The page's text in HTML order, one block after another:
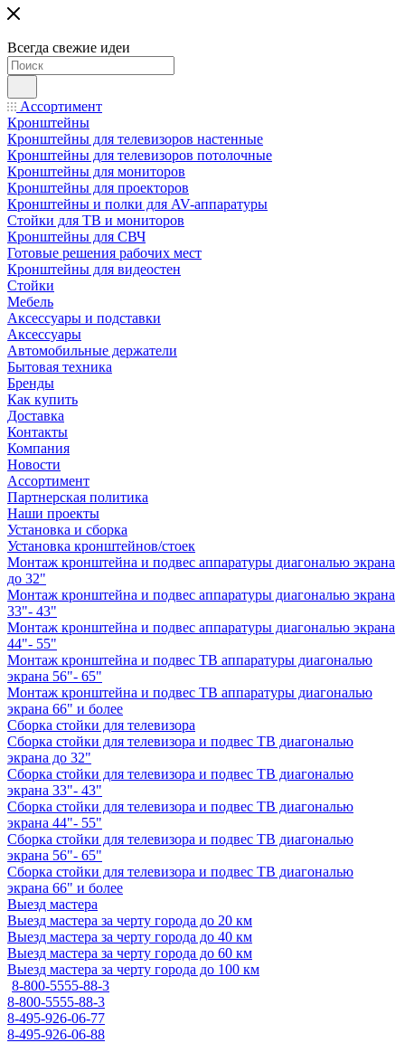
Всегда свежие идеи
Ассортимент
Кронштейны
Кронштейны для телевизоров настенные
Кронштейны для телевизоров потолочные
Кронштейны для мониторов
Кронштейны для проекторов
Кронштейны и полки для AV-аппаратуры
Стойки для ТВ и мониторов
Кронштейны для СВЧ
Готовые решения рабочих мест
Кронштейны для видеостен
Стойки
Мебель
Аксессуары и подставки
Аксессуары
Автомобильные держатели
Бытовая техника
Бренды
Как купить
Доставка
Контакты
Компания
Новости
Ассортимент
Партнерская политика
Наши проекты
Установка и сборка
Установка кронштейнов/стоек
Монтаж кронштейна и подвес аппаратуры диагональю экрана
до 32"
Монтаж кронштейна и подвес аппаратуры диагональю экрана
33"- 43"
Монтаж кронштейна и подвес аппаратуры диагональю экрана
44"- 55"
Монтаж кронштейна и подвес ТВ аппаратуры диагональю
экрана 56"- 65"
Монтаж кронштейна и подвес ТВ аппаратуры диагональю
экрана 66" и более
Сборка стойки для телевизора
Сборка стойки для телевизора и подвес ТВ диагональю
экрана до 32"
Сборка стойки для телевизора и подвес ТВ диагональю
экрана 33"- 43"
Сборка стойки для телевизора и подвес ТВ диагональю
экрана 44"- 55"
Сборка стойки для телевизора и подвес ТВ диагональю
экрана 56"- 65"
Сборка стойки для телевизора и подвес ТВ диагональю
экрана 66" и более
Выезд мастера
Выезд мастера за черту города до 20 км
Выезд мастера за черту города до 40 км
Выезд мастера за черту города до 60 км
Выезд мастера за черту города до 100 км
8-800-5555-88-3
8-800-5555-88-3
8-495-926-06-77
8-495-926-06-88